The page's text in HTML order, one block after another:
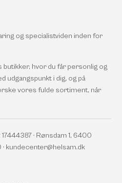
og specialistviden inden for
butikker, hvor du får personlig og
udgangspunkt i dig, og på
vores fulde sortiment, når
· Rønsdam 1, 6400
· kundecenter@helsam.dk